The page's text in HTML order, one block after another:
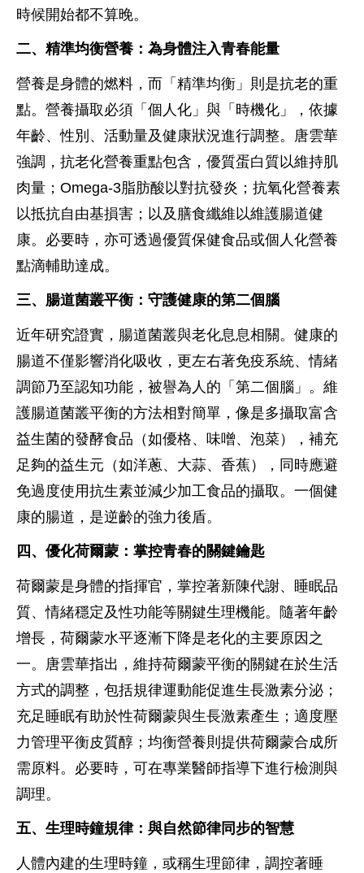
時候開始都不算晚。
二、精準均衡營養：為身體注入青春能量
營養是身體的燃料，而「精準均衡」則是抗老的重
點。營養攝取必須「個人化」與「時機化」，依據
年齡、性別、活動量及健康狀況進行調整。唐雲華
強調，抗老化營養重點包含，優質蛋白質以維持肌
肉量；Omega-3脂肪酸以對抗發炎；抗氧化營養素
以抵抗自由基損害；以及膳食纖維以維護腸道健
康。必要時，亦可透過優質保健食品或個人化營養
點滴輔助達成。
三、腸道菌叢平衡：守護健康的第二個腦
近年研究證實，腸道菌叢與老化息息相關。健康的
腸道不僅影響消化吸收，更左右著免疫系統、情緒
調節乃至認知功能，被譽為人的「第二個腦」。維
護腸道菌叢平衡的方法相對簡單，像是多攝取富含
益生菌的發酵食品（如優格、味噌、泡菜），補充
足夠的益生元（如洋蔥、大蒜、香蕉），同時應避
免過度使用抗生素並減少加工食品的攝取。一個健
康的腸道，是逆齡的強力後盾。
四、優化荷爾蒙：掌控青春的關鍵鑰匙
荷爾蒙是身體的指揮官，掌控著新陳代謝、睡眠品
質、情緒穩定及性功能等關鍵生理機能。隨著年齡
增長，荷爾蒙水平逐漸下降是老化的主要原因之
一。唐雲華指出，維持荷爾蒙平衡的關鍵在於生活
方式的調整，包括規律運動能促進生長激素分泌；
充足睡眠有助於性荷爾蒙與生長激素產生；適度壓
力管理平衡皮質醇；均衡營養則提供荷爾蒙合成所
需原料。必要時，可在專業醫師指導下進行檢測與
調理。
五、生理時鐘規律：與自然節律同步的智慧
人體內建的生理時鐘，或稱生理節律，調控著睡